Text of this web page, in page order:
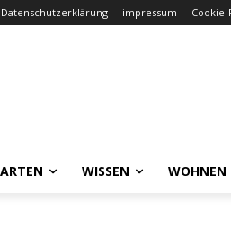
Datenschutzerklärung impressum Cookie-
WISSEN WOHNEN